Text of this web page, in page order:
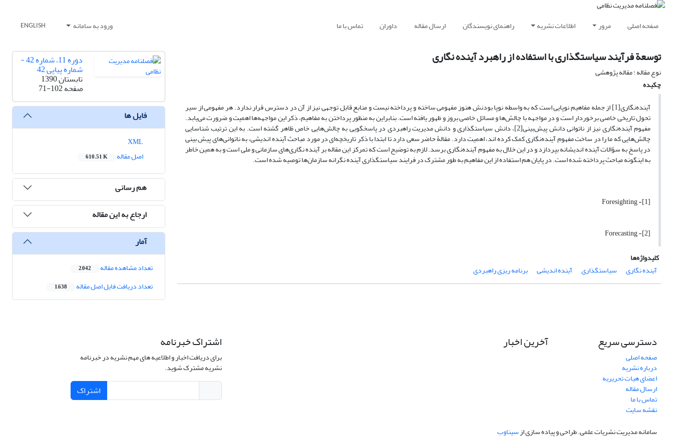
صفحه اصلی مرور اطلاعات نشریه راهنمای نویسندگان ارسال مقاله داوران تماس با ما ورود به سامانه ENGLISH
توسعة فرآیند سیاستگذاری با استفاده از راهبرد آینده نگاری
نوع مقاله : مقاله پژوهشی
چکیده
آینده‌نگاری[1] از جمله مفاهیم نوپایی است که به واسطه نوپا بودنش هنوز مفهومی ساخته و پرداخته نیست و منابع قابل توجهی نیز از آن در دسترس قرار ندارد. هر مفهومی از سیر
تحول تاریخی خاصی برخوردار است و در مواجهه با چالش‌ها و مسائل خاصی بروز و ظهور یافته است. بنابراین به منظور پرداختن به مفاهیم، ذکر این مواجهه‌ها اهمیت و ضرورت می‌یابد.
مفهوم آینده‌نگاری نیز از ناتوانی دانش پیش‌بینی[2]، دانش سیاستگذاری و دانش مدیریت راهبردی در پاسخگویی به چالش‌هایی خاص ظاهر گشته است. به این ترتیب شناسایی
چالش‌هایی که ما را در ساخت مفهوم آینده‌نگاری کمک کرده اند، اهمیت دارد. مقالۀ حاضر سعی دارد تا ابتدا با ذکر تاریخچه‌ای در مورد مباحث آینده اندیشی، به ناتوانی‌های پیش بینی
در پاسخ به سؤالات آینده اندیشانه بپردازد و در این خلال به مفهوم آینده‌نگاری برسد. لازم به توضیح است که تمرکز این مقاله بر آینده نگاری‌های سازمانی و ملی است و به همین خاطر
به اینگونه مباحث پرداخته شده است. در پایان هم استفاده از این مفاهیم به طور مشترک در فرایند سیاستگذاری آینده نگرانه سازمان‌ها توصیه شده است.
[1]- Foresighting
[2]- Forecasting
کلیدواژه‌ها
آینده نگاری
سیاستگذاری آینده اندیشی برنامه ریزی راهبردی
دوره 11، شماره 42 -
شماره پیاپی 42
تابستان 1390
صفحه71-102
فایل ها
اصل مقاله
610.51 K
هم رسانی
ارجاع به این مقاله
آمار
تعداد مشاهده مقاله 2,042
تعداد دریافت فایل اصل مقاله 1,638
دسترسی سریع
صفحه اصلی
درباره نشریه
اعضای هیات تحریریه
ارسال مقاله
تماس با ما
نقشه سایت
آخرین اخبار اشتراک خبرنامه
برای دریافت اخبار و اطلاعیه های مهم نشریه در خبرنامه
نشریه مشترک شوید.
اشتراک
سامانه مدیریت نشریات علمی.طراحی و پیاده سازی ازسیناوب